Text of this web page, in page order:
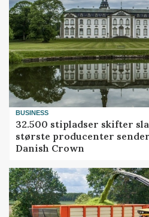
BUSINESS
32.500 stipladser skifter
største producenter
Danish Crown